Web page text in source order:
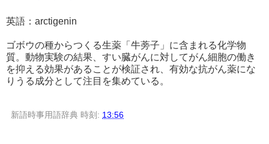
英語：arctigenin
ゴボウの種からつくる生薬「牛蒡子」に含まれる化学物
質。動物実験の結果、すい臓がんに対してがん細胞の働き
を抑える効果があることが検証され、有効な抗がん薬にな
りうる成分として注目を集めている。
新語時事用語辞典 時刻: 13:56